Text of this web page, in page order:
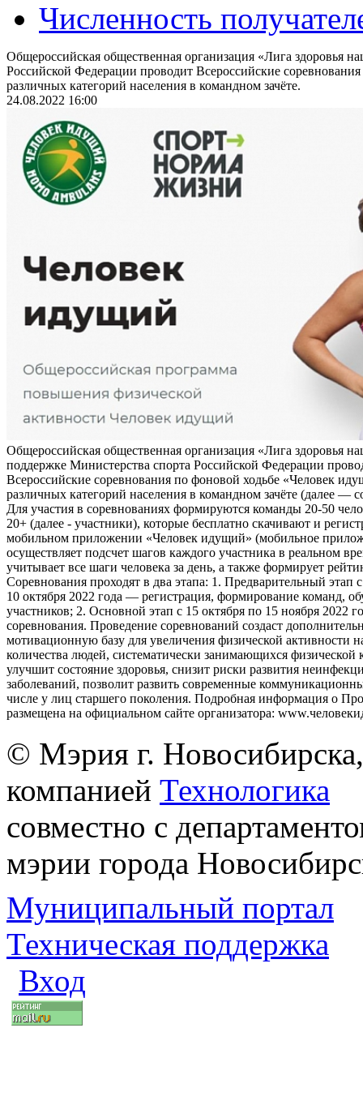
Численность
Общероссийская общественная организация «Лига здоровья
Российской Федерации проводит Всероссийские
различных категорий населения в командном зачёте.
24.08.2022 16:00
Общероссийская общественная организация «Лига здоровья
поддержке Министерства спорта Российской Федерации
Всероссийские соревнования по фоновой ходьбе «Человек
различных категорий населения в командном зачёте (далее —
Для участия в соревнованиях формируются команды 20-50
20+ (далее - участники), которые бесплатно скачивают и
мобильном приложении «Человек идущий» (мобильное
осуществляет подсчет шагов каждого участника в реальном
учитывает все шаги человека за день, а также формирует
Соревнования проходят в два этапа: 1. Предварительный этап
10 октября 2022 года — регистрация, формирование команд,
участников; 2. Основной этап с 15 октября по 15 ноября 2022
соревнования. Проведение соревнований создаст
мотивационную базу для увеличения физической активности
количества людей, систематически занимающихся физической
улучшит состояние здоровья, снизит риски развития
заболеваний, позволит развить современные
числе у лиц старшего поколения. Подробная информация о
размещена на официальном сайте организатора:
© Мэрия г.
компанией Технологика
совместно с
мэрии города
Муниципальный портал
Техническая поддержка
Вход